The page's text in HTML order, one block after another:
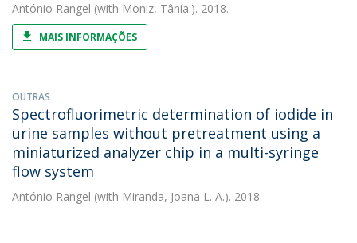
António Rangel (with Moniz, Tânia.). 2018.
MAIS INFORMAÇÕES
OUTRAS
Spectrofluorimetric determination of iodide in
urine samples without pretreatment using a
miniaturized analyzer chip in a multi-syringe
flow system
António Rangel (with Miranda, Joana L. A.). 2018.